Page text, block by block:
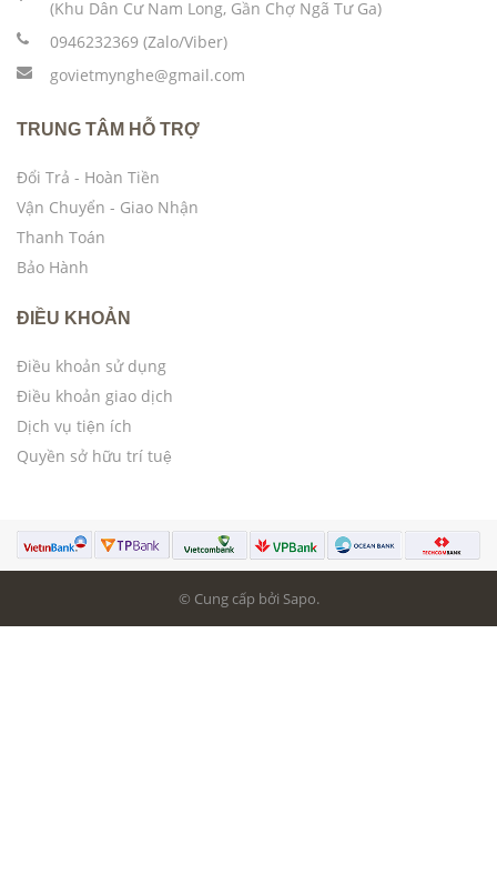
(Khu Dân Cư Nam Long, Gần Chợ Ngã Tư Ga)
0946232369 (Zalo/Viber)
govietmynghe@gmail.com
TRUNG TÂM HỖ TRỢ
Đổi Trả - Hoàn Tiền
Vận Chuyển - Giao Nhận
Thanh Toán
Bảo Hành
ĐIỀU KHOẢN
Điều khoản sử dụng
Điều khoản giao dịch
Dịch vụ tiện ích
Quyền sở hữu trí tuệ
© Cung cấp bởi Sapo.